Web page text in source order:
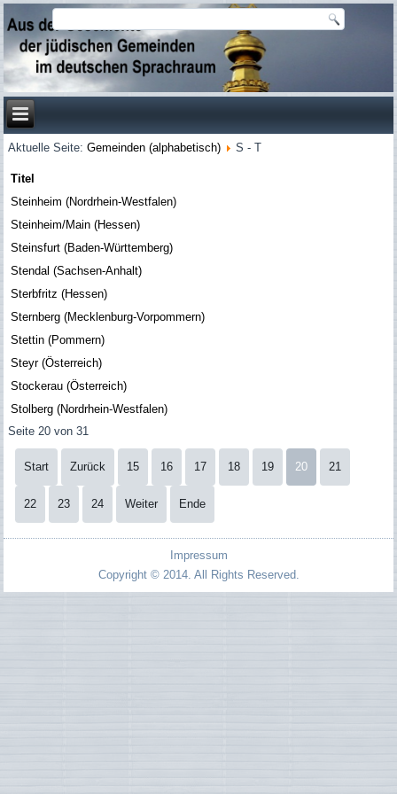
Aktuelle Seite:Gemeinden (alphabetisch) S - T
Titel
Steinheim (Nordrhein-Westfalen)
Steinheim/Main (Hessen)
Steinsfurt (Baden-Württemberg)
Stendal (Sachsen-Anhalt)
Sterbfritz (Hessen)
Sternberg (Mecklenburg-Vorpommern)
Stettin (Pommern)
Steyr (Österreich)
Stockerau (Österreich)
Stolberg (Nordrhein-Westfalen)
Seite 20 von 31
Start Zurück 15 16 17 18 19 20 21
22 23 24 Weiter Ende
Impressum
Copyright © 2014. All Rights Reserved.